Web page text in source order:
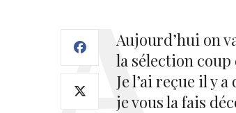
Aujourd’hui on
la sélection coup
Je l’ai reçue il y
je vous la fais